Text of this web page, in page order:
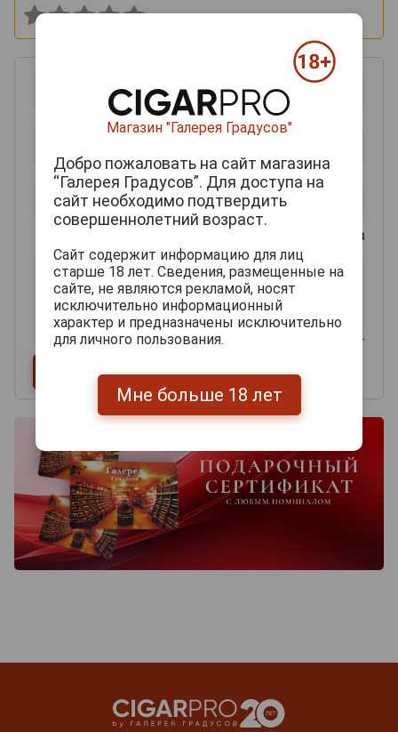
из 2000 знаков
Магазин "Галерея Градусов"
Добро пожаловать на сайт магазина
“Галерея Градусов”. Для доступа на
сайт необходимо подтвердить
совершеннолетний возраст.
Сайт содержит информацию для лиц
старше 18 лет. Сведения, размещенные на
сайте, не являются рекламой, носят
исключительно информационный
характер и предназначены исключительно
для личного пользования.
Мне больше 18 лет